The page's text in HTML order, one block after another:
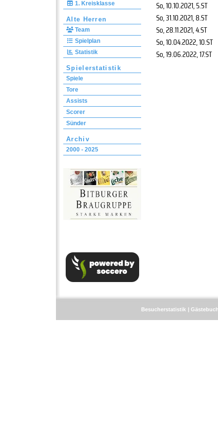
1. Kreisklasse
Alte Herren
Team
Spielplan
Statistik
Spielerstatistik
Spiele
Tore
Assists
Scorer
Sünder
Archiv
2000 - 2025
So, 10.10.2021, 5.ST
So, 31.10.2021, 8.ST
So, 28.11.2021, 4.ST
So, 10.04.2022, 10.ST
So, 19.06.2022, 17.ST
Besucherstatistik